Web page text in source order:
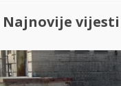
Najnovije vijesti